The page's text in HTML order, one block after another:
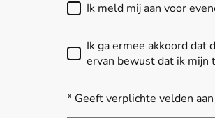
Ik meld mij aan voor
Ik ga ermee akkoord dat
ervan bewust dat ik mijn
* Geeft verplichte velden aan